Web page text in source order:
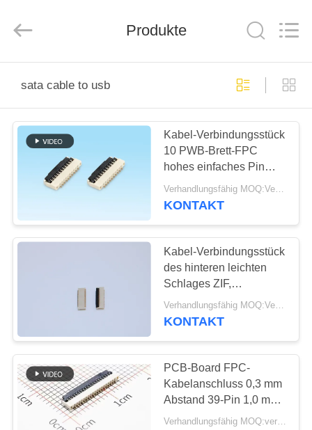
PRODUKTE
ÜBER
FABRIK-
AUSFLUG
QUALITÄTSKONTROLLE
TRETEN
SIE
MIT
UNS
Rights
Reserved.
Produkte
sata cable to usb
Kabel-Verbindungsstück
10 PWB-Brett-FPC
hohes einfaches Pin
0.3mm Neigungs-1.0mm
auf VORMONTIERTER
Verhandlungsfähig MOQ:Verhandelbar
KONTAKT
Kabel-Verbindungsstück
des hinteren leichten
Schlages ZIF,
elektrisches Kabel-
Verbindungsstücke der
Verhandlungsfähig MOQ:Verhandelbar
KONTAKT
PCB-Board FPC-
Kabelanschluss 0,3 mm
Abstand 39-Pin 1,0 mm
hoch Easy On R / A-Typ
Verhandlungsfähig MOQ:verhandelbar